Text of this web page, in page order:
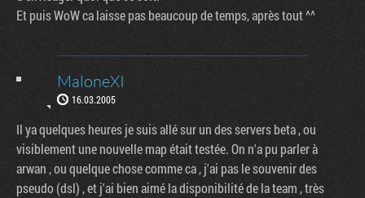
Et puis WoW ca laisse pas beaucoup de temps, après tout ^^
MaloneXI
16.03.2005
Il ya quelques heures je suis allé sur un des servers beta , ou
visiblement une nouvelle map était testée. On n'a pu parler à
arwan , ou quelque chose comme ca , j'ai pas le souvenir des
pseudo (dsl) , et j'ai bien aimé la disponibilité de la team , très